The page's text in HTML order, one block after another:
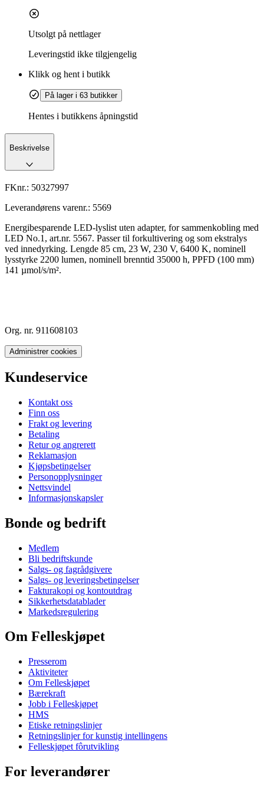
Utsolgt på nettlager
Leveringstid ikke tilgjengelig
Klikk og hent i butikk
På lager i 63 butikker
Hentes i butikkens åpningstid
Beskrivelse
FKnr.: 50327997
Leverandørens varenr.: 5569
Energibesparende LED-lyslist uten adapter, for sammenkobling med
LED No.1, art.nr. 5567. Passer til forkultivering og som ekstralys
ved innedyrking. Lengde 85 cm, 23 W, 230 V, 6400 K, nominell
lysstyrke 2200 lumen, nominell brenntid 35000 h, PPFD (100 mm)
141 µmol/s/m².
Org. nr. 911608103
Administrer cookies
Kundeservice
Kontakt oss
Finn oss
Frakt og levering
Betaling
Retur og angrerett
Reklamasjon
Kjøpsbetingelser
Personopplysninger
Nettsvindel
Informasjonskapsler
Bonde og bedrift
Medlem
Bli bedriftskunde
Salgs- og fagrådgivere
Salgs- og leveringsbetingelser
Fakturakopi og kontoutdrag
Sikkerhetsdatablader
Markedsregulering
Om Felleskjøpet
Presserom
Aktiviteter
Om Felleskjøpet
Bærekraft
Jobb i Felleskjøpet
HMS
Etiske retningslinjer
Retningslinjer for kunstig intellingens
Felleskjøpet fôrutvikling
For leverandører